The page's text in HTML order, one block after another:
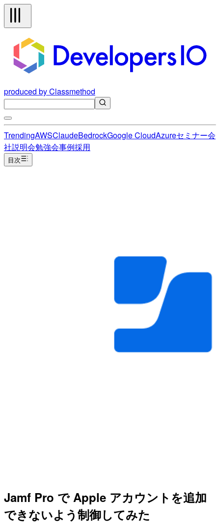
produced by Classmethod
TrendingAWSClaudeBedrockGoogle CloudAzureセミナー会
社説明会勉強会事例採用
目次
Jamf Pro で Apple アカウントを追加
できないよう制御してみた